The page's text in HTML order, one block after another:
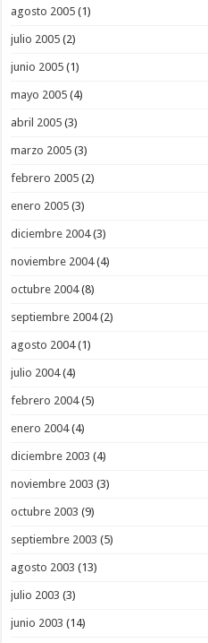
agosto 2005 (1)
julio 2005 (2)
junio 2005 (1)
mayo 2005 (4)
abril 2005 (3)
marzo 2005 (3)
febrero 2005 (2)
enero 2005 (3)
diciembre 2004(3)
noviembre 2004(4)
octubre 2004(8)
septiembre 2004(2)
agosto 2004(1)
julio 2004(4)
febrero 2004(5)
enero 2004(4)
diciembre 2003 (4)
noviembre 2003 (3)
octubre 2003 (9)
septiembre 2003 (5)
agosto 2003 (13)
julio 2003 (3)
junio 2003 (14)